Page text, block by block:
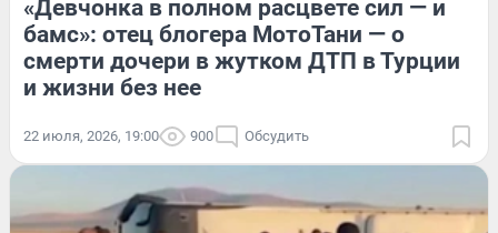
«Девчонка в полном расцвете сил — и
бамс»: отец блогера МотоТани — о
смерти дочери в жутком ДТП в Турции
и жизни без нее
22 июля, 2026, 19:00 900 Обсудить